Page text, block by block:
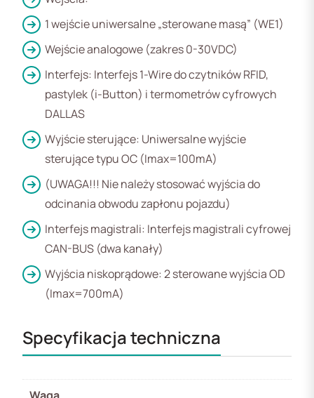
1 wejście uniwersalne „sterowane masą” (WE1)
Wejście analogowe (zakres 0-30VDC)
Interfejs: Interfejs 1-Wire do czytników RFID,
pastylek (i-Button) i termometrów cyfrowych
DALLAS
Wyjście sterujące: Uniwersalne wyjście
sterujące typu OC (Imax=100mA)
(UWAGA!!! Nie należy stosować wyjścia do
odcinania obwodu zapłonu pojazdu)
Interfejs magistrali: Interfejs magistrali cyfrowej
CAN-BUS (dwa kanały)
Wyjścia niskoprądowe: 2 sterowane wyjścia OD
(Imax=700mA)
Specyfikacja techniczna
Waga